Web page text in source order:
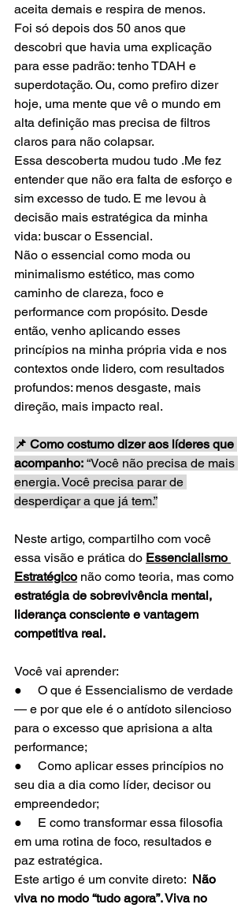
aceita demais e respira de menos.
Foi só depois dos 50 anos que
descobri que havia uma explicação
para esse padrão: tenho TDAH e
superdotação. Ou, como prefiro dizer
hoje, uma mente que vê o mundo em
alta definição mas precisa de filtros
claros para não colapsar.
Essa descoberta mudou tudo .Me fez
entender que não era falta de esforço e
sim excesso de tudo. E me levou à
decisão mais estratégica da minha
vida: buscar o Essencial.
Não o essencial como moda ou
minimalismo estético, mas como
caminho de clareza, foco e
performance com propósito. Desde
então, venho aplicando esses
princípios na minha própria vida e nos
contextos onde lidero, com resultados
profundos: menos desgaste, mais
direção, mais impacto real.
📌 Como costumo dizer aos líderes que
acompanho: “Você não precisa de mais
energia. Você precisa parar de
desperdiçar a que já tem.”
Neste artigo, compartilho com você
essa visão e prática do Essencialismo
Estratégico não como teoria, mas como
estratégia de sobrevivência mental,
liderança consciente e vantagem
competitiva real.
Você vai aprender:
●     O que é Essencialismo de verdade
— e por que ele é o antídoto silencioso
para o excesso que aprisiona a alta
performance;
●     Como aplicar esses princípios no
seu dia a dia como líder, decisor ou
empreendedor;
●     E como transformar essa filosofia
em uma rotina de foco, resultados e
paz estratégica.
Este artigo é um convite direto: Não
viva no modo “tudo agora”. Viva no